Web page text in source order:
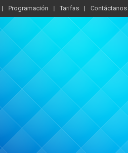
Programación Tarifas Contáctanos